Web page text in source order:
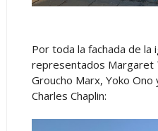
Por toda la fachada de la
representados Margaret
Groucho Marx, Yoko Ono
Charles Chaplin: